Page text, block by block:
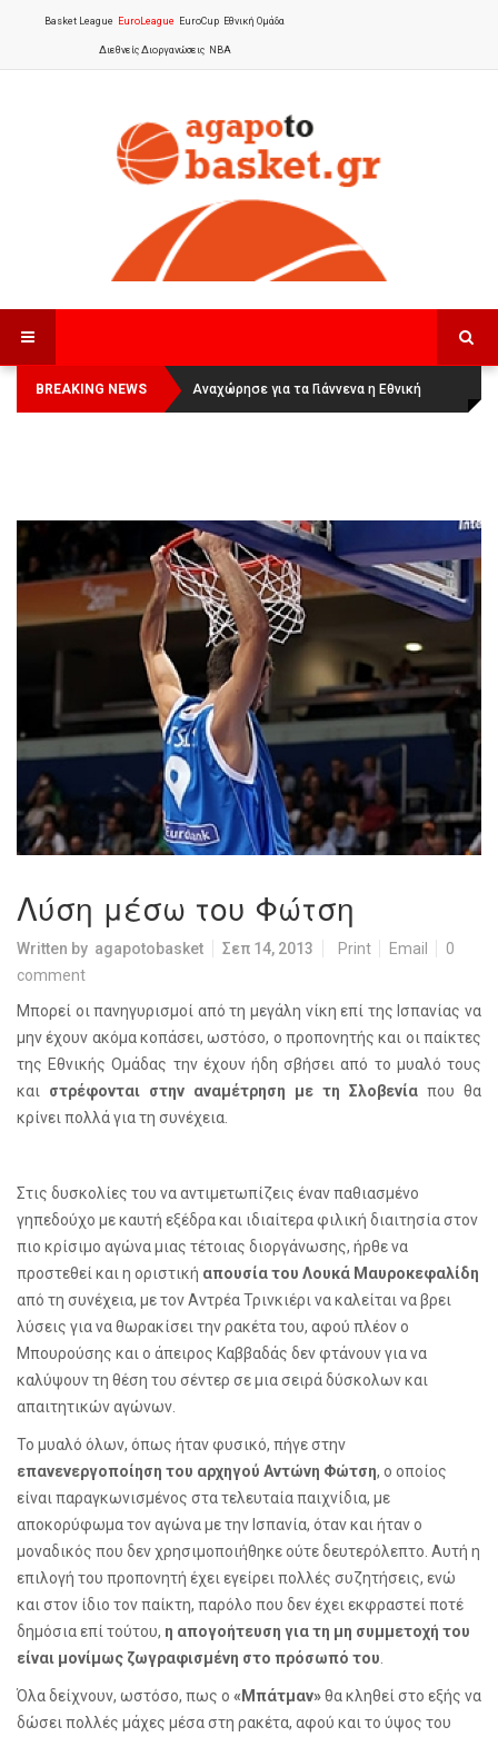
Basket League EuroLeague EuroCup Εθνική Ομάδα
Διεθνείς Διοργανώσεις NBA
BREAKING NEWS
Οι Πάνθηρες Καβάλας στην Women
Basketball League 1
Αναχώρησε για τα Γιάννενα η Εθνική
Γυναικών:
Λύση μέσω του Φώτση
Written by agapotobasket Σεπ 14, 2013 Print Email
0
comment
Μπορεί οι πανηγυρισμοί από τη μεγάλη νίκη επί της Ισπανίας να
μην έχουν ακόμα κοπάσει, ωστόσο, ο προπονητής και οι παίκτες
της Εθνικής Ομάδας την έχουν ήδη σβήσει από το μυαλό τους
και στρέφονται στην αναμέτρηση με τη Σλοβενία που θα
κρίνει πολλά για τη συνέχεια.
Στις δυσκολίες του να αντιμετωπίζεις έναν παθιασμένο
γηπεδούχο με καυτή εξέδρα και ιδιαίτερα φιλική διαιτησία στον
πιο κρίσιμο αγώνα μιας τέτοιας διοργάνωσης, ήρθε να
προστεθεί και η οριστική απουσία του Λουκά Μαυροκεφαλίδη
από τη συνέχεια, με τον Αντρέα Τρινκιέρι να καλείται να βρει
λύσεις για να θωρακίσει την ρακέτα του, αφού πλέον ο
Μπουρούσης και ο άπειρος Καββαδάς δεν φτάνουν για να
καλύψουν τη θέση του σέντερ σε μια σειρά δύσκολων και
απαιτητικών αγώνων.
Το μυαλό όλων, όπως ήταν φυσικό, πήγε στην
επανενεργοποίηση του αρχηγού Αντώνη Φώτση, ο οποίος
είναι παραγκωνισμένος στα τελευταία παιχνίδια, με
αποκορύφωμα τον αγώνα με την Ισπανία, όταν και ήταν ο
μοναδικός που δεν χρησιμοποιήθηκε ούτε δευτερόλεπτο. Αυτή η
επιλογή του προπονητή έχει εγείρει πολλές συζητήσεις, ενώ
και στον ίδιο τον παίκτη, παρόλο που δεν έχει εκφραστεί ποτέ
δημόσια επί τούτου, η απογοήτευση για τη μη συμμετοχή του
είναι μονίμως ζωγραφισμένη στο πρόσωπό του
Όλα δείχνουν, ωστόσο, πως ο «Μπάτμαν»θα κληθεί στο εξής να
δώσει πολλές μάχες μέσα στη ρακέτα, αφού και το ύψος του